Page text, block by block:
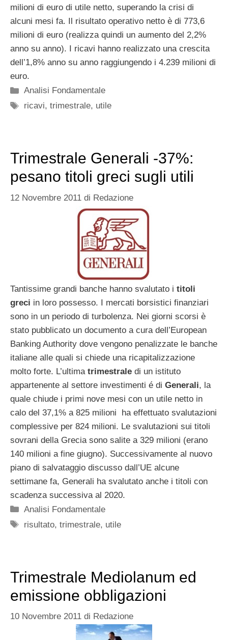
milioni di euro di utile netto, superando la crisi di
alcuni mesi fa. Il risultato operativo netto è di 773,6
milioni di euro (realizza quindi un aumento del 2,2%
anno su anno). I ricavi hanno realizzato una crescita
dell’1,8% anno su anno raggiungendo i 4.239 milioni di
euro.
Categorie
Analisi Fondamentale
Tag
ricavi,trimestrale, utile
Trimestrale Generali -37%:
pesano titoli greci sugli utili
12 Novembre 2011 di Redazione
Tantissime grandi banche hanno svalutato i titoli
greci in loro possesso. I mercati borsistici finanziari
sono in un periodo di turbolenza. Nei giorni scorsi è
stato pubblicato un documento a cura dell’European
Banking Authority dove vengono penalizzate le banche
italiane alle quali si chiede una ricapitalizzazione
molto forte. L’ultima trimestrale di un istituto
appartenente al settore investimenti é di Generali, la
quale chiude i primi nove mesi con un utile netto in
calo del 37,1% a 825 milioni ha effettuato svalutazioni
complessive per 824 milioni. Le svalutazioni sui titoli
sovrani della Grecia sono salite a 329 milioni (erano
140 milioni a fine giugno). Successivamente al nuovo
piano di salvataggio discusso dall’UE alcune
settimane fa, Generali ha svalutato anche i titoli con
scadenza successiva al 2020.
Categorie
Analisi Fondamentale
Tag
risultato,trimestrale, utile
Trimestrale Mediolanum ed
emissione obbligazioni
10 Novembre 2011 di Redazione